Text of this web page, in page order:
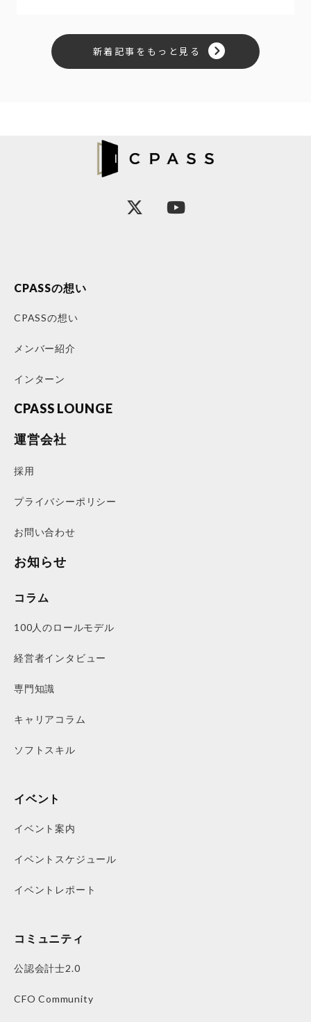
新着記事をもっと見る
CPASSの想い
CPASSの想い
メンバー紹介
インターン
CPASS LOUNGE
運営会社
採用
プライバシーポリシー
お問い合わせ
お知らせ
コラム
100人のロールモデル
経営者インタビュー
専門知識
キャリアコラム
ソフトスキル
イベント
イベント案内
イベントスケジュール
イベントレポート
コミュニティ
公認会計士2.0
CFO Community